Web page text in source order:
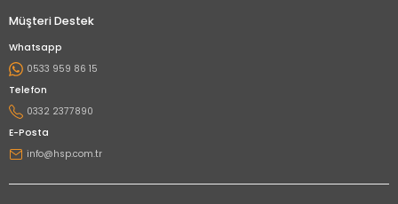
Müşteri Destek
Whatsapp
0533 959 86 15
Telefon
0332 2377890
E-Posta
info@hsp.com.tr